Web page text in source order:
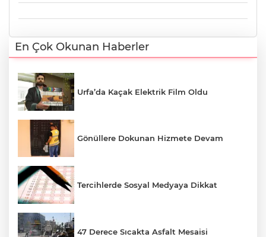
En Çok Okunan Haberler
Urfa’da Kaçak Elektrik Film Oldu
Gönüllere Dokunan Hizmete Devam
Tercihlerde Sosyal Medyaya Dikkat
47 Derece Sıcakta Asfalt Mesaisi